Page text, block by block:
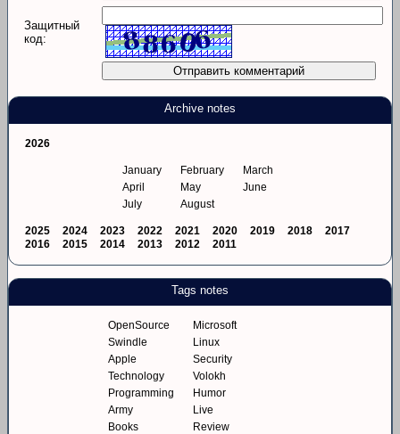
Защитный
код:
Archive notes
2026
January February
March
April
May
June
July
August
2025 2024 2023 2022 2021 2020 2019 2018
2017
2016
2015 2014 2013 2012 2011
Tags notes
OpenSource
Microsoft
Swindle
Linux
Apple
Security
Technology
Volokh
Programming
Humor
Army
Live
Books
Review